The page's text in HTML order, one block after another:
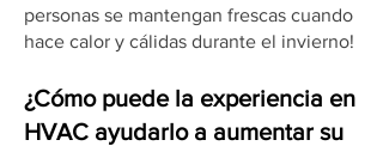
personas se mantengan frescas cuando
hace calor y cálidas durante el invierno!
¿Cómo puede la experiencia en
HVAC ayudarlo a aumentar su